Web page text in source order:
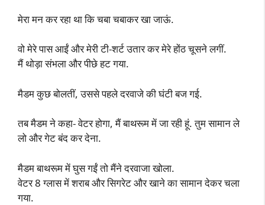
मेरा मन कर रहा था कि चबा चबाकर खा जाऊं.
वो मेरे पास आईं और मेरी टी-शर्ट उतार कर मेरे होंठ चूसने लगीं.
मैं थोड़ा संभला और पीछे हट गया.
मैडम कुछ बोलतीं, उससे पहले दरवाजे की घंटी बज गई.
तब मैडम ने कहा- वेटर होगा, मैं बाथरूम में जा रही हूं. तुम सामान ले
लो और गेट बंद कर देना.
मैडम बाथरूम में घुस गईं तो मैंने दरवाजा खोला.
वेटर 8 ग्लास में शराब और सिगरेट और खाने का सामान देकर चला
गया.